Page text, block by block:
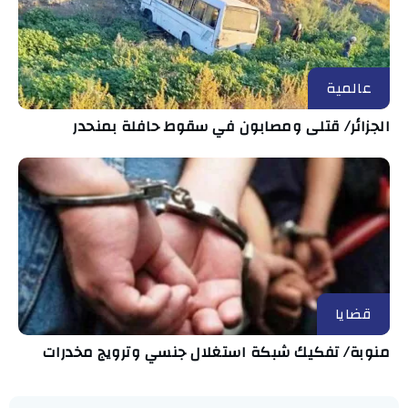
عالمية
الجزائر/ قتلى ومصابون في سقوط حافلة بمنحدر
قضايا
منوبة/ تفكيك شبكة استغلال جنسي وترويج مخدرات